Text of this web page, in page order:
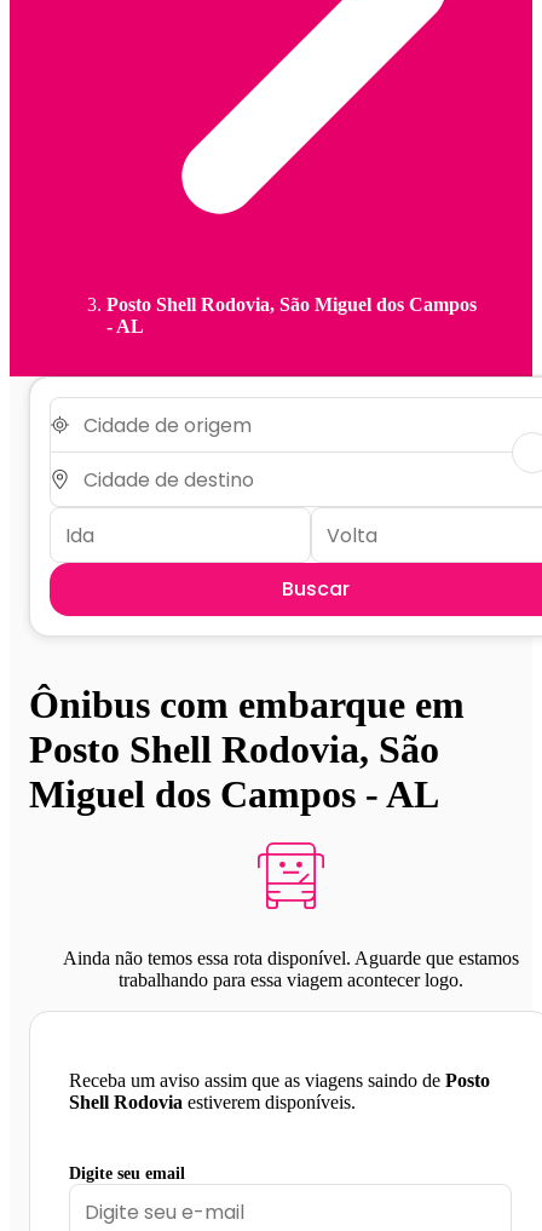
Posto Shell Rodovia, São Miguel dos Campos
- AL
Buscar
Ônibus com embarque em
Posto Shell Rodovia, São
Miguel dos Campos - AL
Ainda não temos essa rota disponível. Aguarde que estamos
trabalhando para essa viagem acontecer logo.
Receba um aviso assim que as viagens saindo de Posto
Shell Rodovia estiverem disponíveis.
Digite seu email